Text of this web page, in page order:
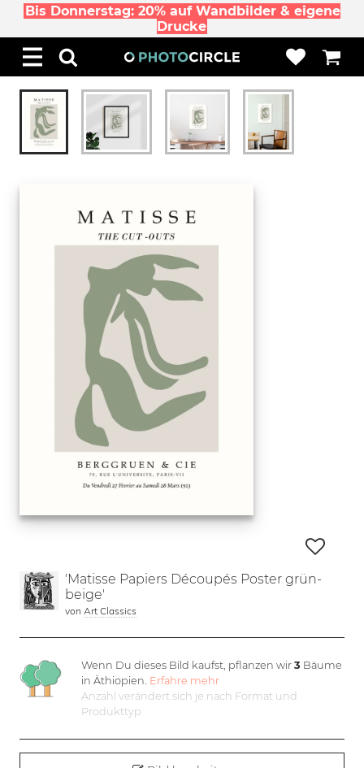
Bis Donnerstag: 20% auf Wandbilder & eigene
Drucke
'Matisse Papiers Découpés Poster grün-
beige'
von Art Classics
Wenn Du dieses Bild kaufst, pflanzen wir3 Bäume
in Äthiopien. Erfahre mehr
Anzahl verändert sich je nach Format und
Produkttyp